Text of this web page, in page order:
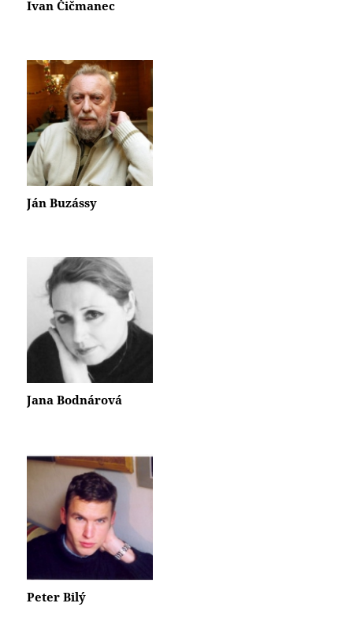
Ivan Čičmanec
Ján Buzássy
Jana Bodnárová
Peter Bilý